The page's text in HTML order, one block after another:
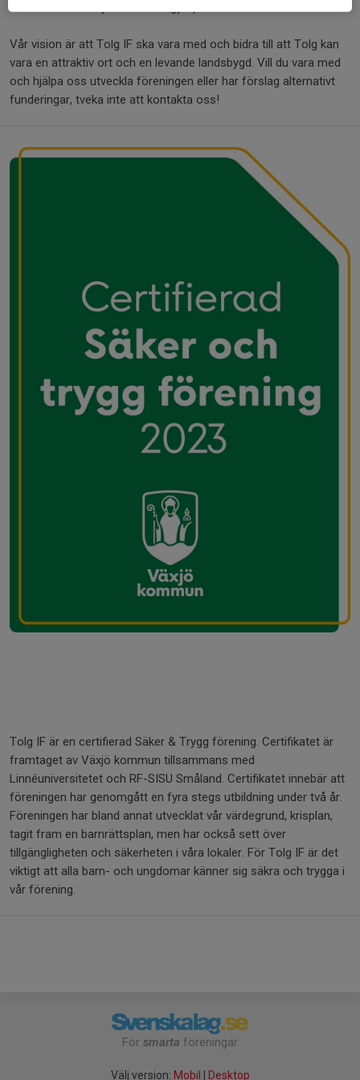
Vår vision är att Tolg IF ska vara med och bidra till att Tolg kan
vara en attraktiv ort och en levande landsbygd. Vill du vara med
och hjälpa oss utveckla föreningen eller har förslag alternativt
funderingar, tveka inte att kontakta oss!
Tolg IF är en certifierad Säker & Trygg förening. Certifikatet är
framtaget av Växjö kommun tillsammans med
Linnéuniversitetet och RF-SISU Småland. Certifikatet innebär att
föreningen har genomgått en fyra stegs utbildning under två år.
Föreningen har bland annat utvecklat vår värdegrund, krisplan,
tagit fram en barnrättsplan, men har också sett över
tillgängligheten och säkerheten i våra lokaler. För Tolg IF är det
viktigt att alla barn- och ungdomar känner sig säkra och trygga i
vår förening.
För smarta föreningar
Välj version: Mobil Desktop